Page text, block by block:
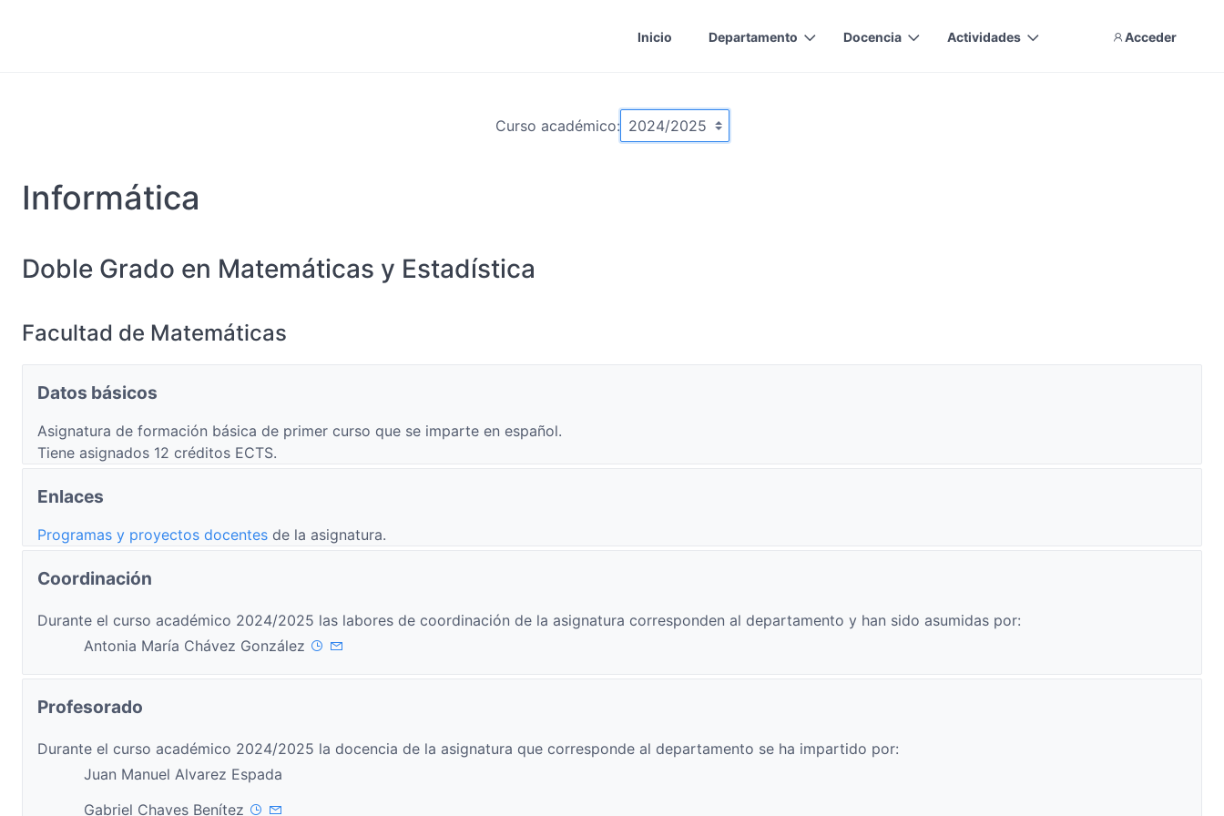
Inicio Departamento Docencia Actividades Acceder
Curso académico:
Informática
Doble Grado en Matemáticas y Estadística
Facultad de Matemáticas
Datos básicos
Asignatura de formación básica de primer curso que se imparte en español.
Tiene asignados 12 créditos ECTS.
Enlaces
Programas y proyectos docentes de la asignatura.
Coordinación
Durante el curso académico 2024/2025 las labores de coordinación de la asignatura corresponden al departamento y han sido asumidas por:
Antonia María Chávez González
Profesorado
Durante el curso académico 2024/2025 la docencia de la asignatura que corresponde al departamento se ha impartido por:
Juan Manuel Alvarez Espada
Gabriel Chaves Benítez